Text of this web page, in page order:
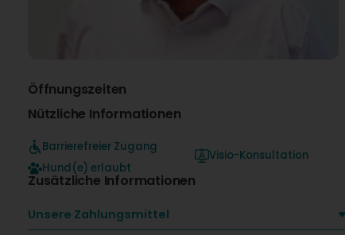
Öffnungszeiten
Nützliche Informationen
Barrierefreier Zugang
Hund(e) erlaubt
Visio-Konsultation
Zusätzliche Informationen
Unsere Zahlungsmittel